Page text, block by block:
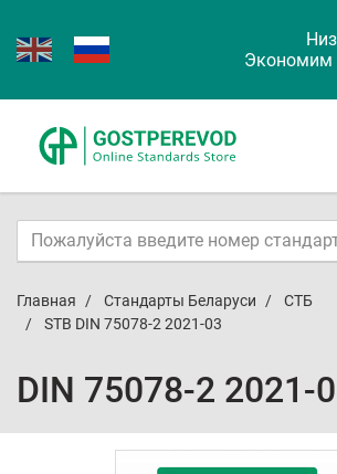
Экономим
Главная Стандарты Беларуси
СТБ
STB DIN 75078-2 2021-03
DIN 75078-2 2021-